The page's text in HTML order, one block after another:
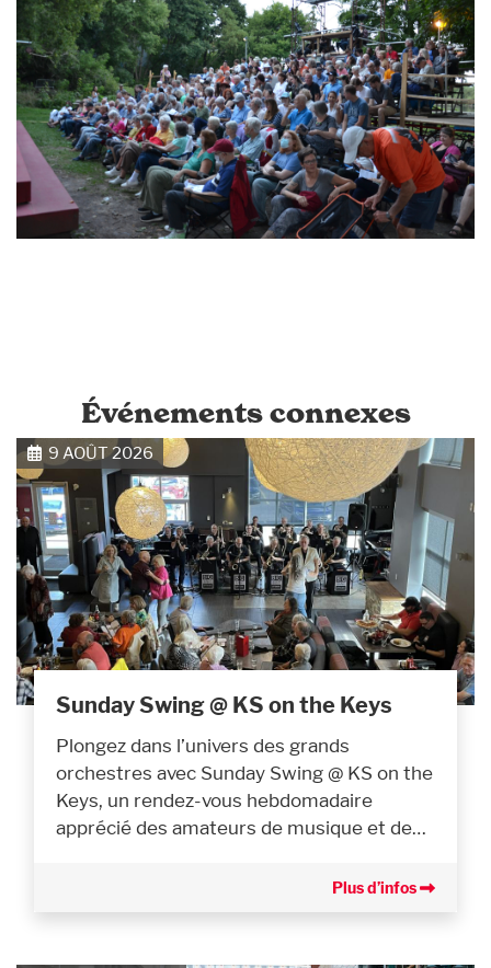
Événements connexes
9 AOÛT 2026
Sunday Swing @ KS on the Keys
Plongez dans l’univers des grands
orchestres avec Sunday Swing @ KS on the
Keys, un rendez-vous hebdomadaire
apprécié des amateurs de musique et de…
Plus d’infos